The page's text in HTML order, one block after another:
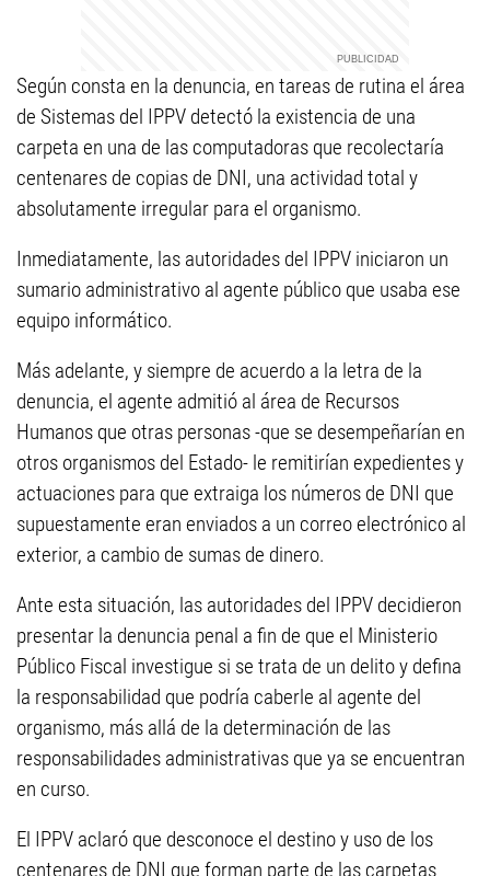
Según consta en la denuncia, en tareas de rutina el área
de Sistemas del IPPV detectó la existencia de una
carpeta en una de las computadoras que recolectaría
centenares de copias de DNI, una actividad total y
absolutamente irregular para el organismo.
Inmediatamente, las autoridades del IPPV iniciaron un
sumario administrativo al agente público que usaba ese
equipo informático.
Más adelante, y siempre de acuerdo a la letra de la
denuncia, el agente admitió al área de Recursos
Humanos que otras personas -que se desempeñarían en
otros organismos del Estado- le remitirían expedientes y
actuaciones para que extraiga los números de DNI que
supuestamente eran enviados a un correo electrónico al
exterior, a cambio de sumas de dinero.
Ante esta situación, las autoridades del IPPV decidieron
presentar la denuncia penal a fin de que el Ministerio
Público Fiscal investigue si se trata de un delito y defina
la responsabilidad que podría caberle al agente del
organismo, más allá de la determinación de las
responsabilidades administrativas que ya se encuentran
en curso.
El IPPV aclaró que desconoce el destino y uso de los
centenares de DNI que forman parte de las carpetas